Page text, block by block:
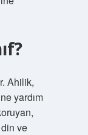
Ahilik,
yardım
ve